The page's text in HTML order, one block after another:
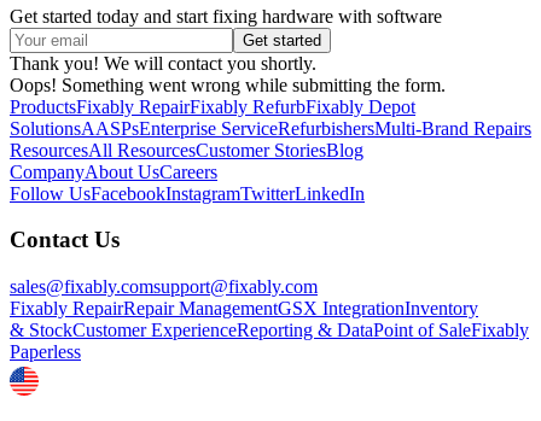
Get started today and start fixing hardware with software
Thank you! We will contact you shortly.
Oops! Something went wrong while submitting the form.
ProductsFixably RepairFixably RefurbFixably Depot
SolutionsAASPsEnterprise ServiceRefurbishersMulti-Brand Repairs
ResourcesAll ResourcesCustomer StoriesBlog
CompanyAbout UsCareers
Follow UsFacebookInstagramTwitterLinkedIn
Contact Us
sales@fixably.comsupport@fixably.com
Fixably RepairRepair ManagementGSX IntegrationInventory
& StockCustomer ExperienceReporting & DataPoint of SaleFixably
Paperless